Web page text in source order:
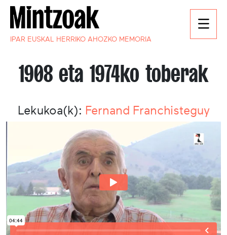
IPAR EUSKAL HERRIKO AHOZKO MEMORIA
1908 eta 1974ko toberak
Lekukoa(k): Fernand Franchisteguy